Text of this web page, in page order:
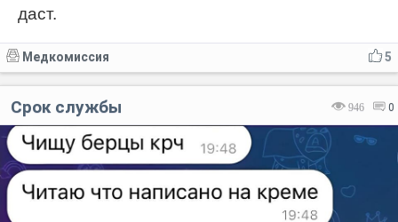
даст.
5
Медкомиссия
946 0
Срок службы